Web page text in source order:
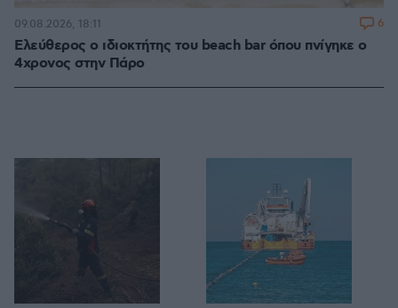
Ελεύθερος ο ιδιοκτήτης του beach bar όπου πνίγηκε ο
4χρονος στην Πάρο
09.08.2026, 18:11 6